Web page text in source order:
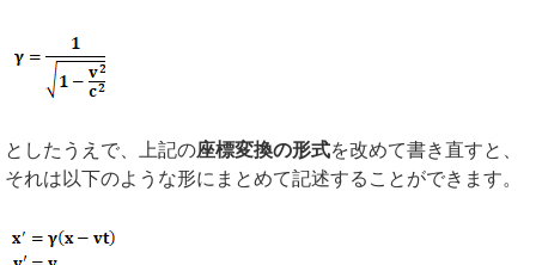
としたうえで、上記の座標変換の形式を改めて書き直すと、
それは以下のような形にまとめて記述することができます。